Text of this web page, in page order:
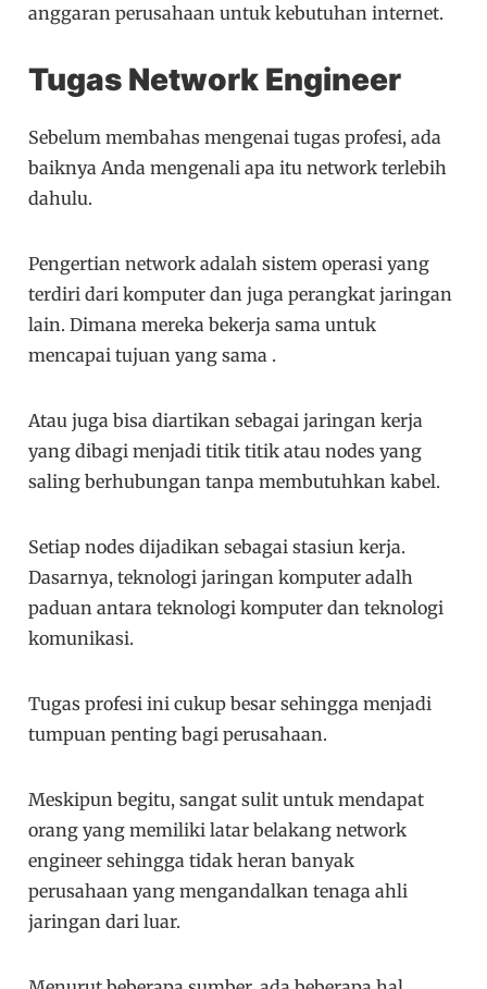
anggaran perusahaan untuk kebutuhan internet.
Tugas Network Engineer
Sebelum membahas mengenai tugas profesi, ada
baiknya Anda mengenali apa itu network terlebih
dahulu.
Pengertian network adalah sistem operasi yang
terdiri dari komputer dan juga perangkat jaringan
lain. Dimana mereka bekerja sama untuk
mencapai tujuan yang sama .
Atau juga bisa diartikan sebagai jaringan kerja
yang dibagi menjadi titik titik atau nodes yang
saling berhubungan tanpa membutuhkan kabel.
Setiap nodes dijadikan sebagai stasiun kerja.
Dasarnya, teknologi jaringan komputer adalh
paduan antara teknologi komputer dan teknologi
komunikasi.
Tugas profesi ini cukup besar sehingga menjadi
tumpuan penting bagi perusahaan.
Meskipun begitu, sangat sulit untuk mendapat
orang yang memiliki latar belakang network
engineer sehingga tidak heran banyak
perusahaan yang mengandalkan tenaga ahli
jaringan dari luar.